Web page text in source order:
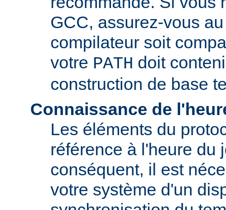
GCC, assurez-vous
compilateur soit
votre PATH doit
construction de base
Connaissance de
Les éléments du
référence à l'heure du
conséquent, il est
votre système d'un